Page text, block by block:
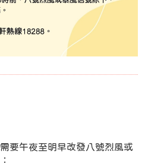
要午夜至明早改發八號烈風或